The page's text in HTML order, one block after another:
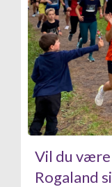
Vil du
Rogaland